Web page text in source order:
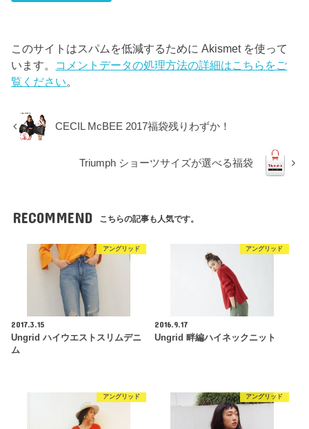
このサイトはスパムを低減するために Akismet を使って
います。 コメントデータの処理方法の詳細はこちらをご
覧ください。
CECIL McBEE 2017福袋残りわずか！
Triumph ショーツサイズが選べる福袋
RECOMMEND こちらの記事も人気です。
アングリッド
2017.3.15
Ungrid ハイウエストスリムデニ
ム
アングリッド
2016.9.17
Ungrid 畔編ハイネックニット
アングリッド アングリッド